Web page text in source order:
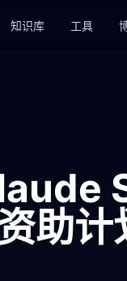
知识库 工具
助计